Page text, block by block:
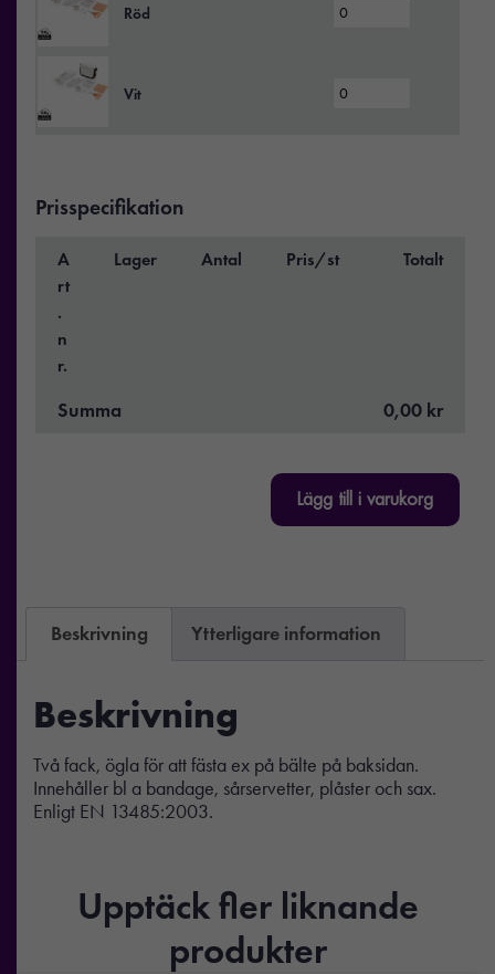
Röd
Vit
Prisspecifikation
A
rt
.
n
r.
Lager Antal Pris/st Totalt
Summa 0,00 kr
Lägg till i varukorg
Beskrivning Ytterligare information
Beskrivning
Två fack, ögla för att fästa ex på bälte på baksidan.
Innehåller bl a bandage, sårservetter, plåster och sax.
Enligt EN 13485:2003.
Upptäck fler liknande
produkter